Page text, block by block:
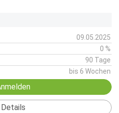
09.05.2025
0 %
90 Tage
bis 6 Wochen
Details